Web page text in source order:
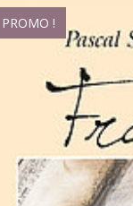
PROMO !